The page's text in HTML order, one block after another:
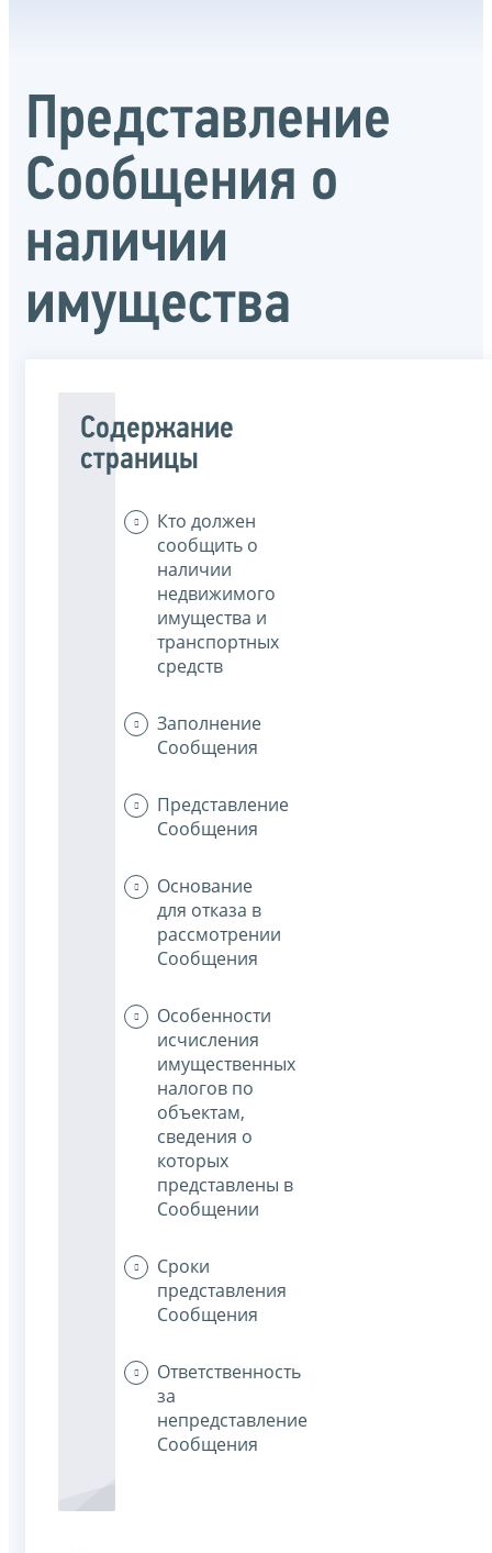
Представление
Сообщения о
наличии
имущества
Содержание
страницы
Кто должен
сообщить о
наличии
недвижимого
имущества и
транспортных
средств
Заполнение
Сообщения
Представление
Сообщения
Основание
для отказа в
рассмотрении
Сообщения
Особенности
исчисления
имущественных
налогов по
объектам,
сведения о
которых
представлены в
Сообщении
Сроки
представления
Сообщения
Ответственность
за
непредставление
Сообщения